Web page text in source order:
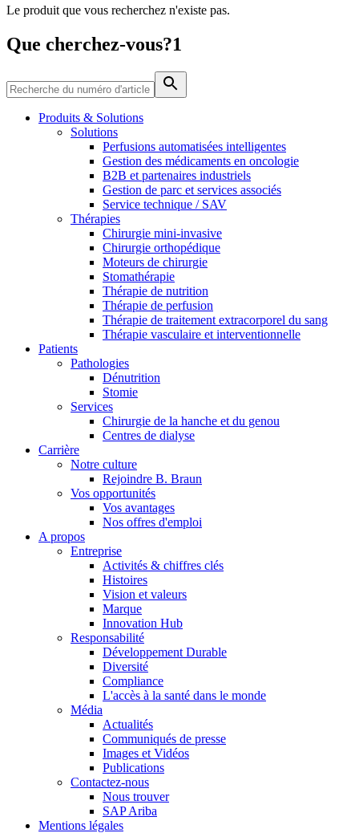
Catalogue de produits
Trouvez le produit que vous recherchez. Visitez le catalogue
de produits B. Braun avec notre portefeuille complet.
Média
Contactez-nous
Pôle d’innovation
Stimulons ensemble l’innovation dans la technologie
médicale. Apprenez-en plus sur notre centre d’innovation et
présentez votre idée.
En dialogue avec B. Braun. Contactez-nous.
Le produit que vous recherchez n'existe pas.
Que cherchez-vous?1
Produits & Solutions
Solutions
Perfusions automatisées intelligentes
Gestion des médicaments en oncologie
B2B et partenaires industriels
Gestion de parc et services associés
Service technique / SAV
Thérapies
Chirurgie mini-invasive
Chirurgie orthopédique
Moteurs de chirurgie
Stomathérapie
Thérapie de nutrition
Thérapie de perfusion
Thérapie de traitement extracorporel du sang
Thérapie vasculaire et interventionnelle
Patients
Pathologies
Dénutrition
Stomie
Services
Chirurgie de la hanche et du genou
Centres de dialyse
Carrière
Notre culture
Rejoindre B. Braun
Vos opportunités
Vos avantages
Nos offres d'emploi
A propos
Entreprise
Activités & chiffres clés
Histoires
Vision et valeurs
Marque
Innovation Hub
Responsabilité
Développement Durable
Diversité
Compliance
L'accès à la santé dans le monde
Média
Actualités
Communiqués de presse
Images et Vidéos
Publications
Contactez-nous
Nous trouver
SAP Ariba
Mentions légales